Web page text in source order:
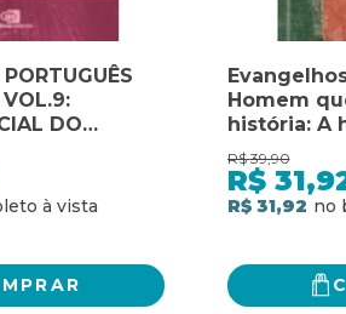
VOL.9:
DO
DA
À
Homem
história: A
homem
história
R$ 39,90
R$
R$ 31,92